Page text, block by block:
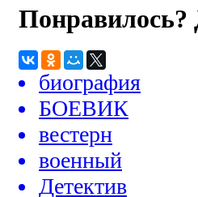
Понравилось?
биография
БОЕВИК
вестерн
военный
Детектив